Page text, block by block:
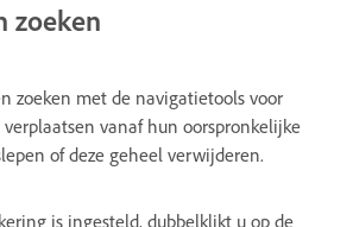
zoeken
zoeken met de navigatietools voor
vanaf hun oorspronkelijke
of deze geheel verwijderen.
is ingesteld, dubbelklikt u op de